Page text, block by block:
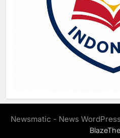
Newsmatic - News